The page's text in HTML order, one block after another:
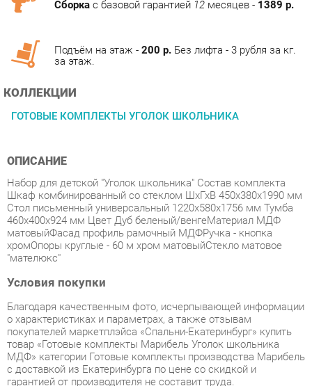
Подъём на этаж - 200 р.
Без лифта - 3 рубля за кг.
КОЛЛЕКЦИИ
ОПИСАНИЕ
Стол письменный универсальный 1220х580х1756 мм Тумба
460х400х924 мм Цвет Дуб беленый/венгеМатериал МДФ
матовыйФасад профиль рамочный МДФРучка - кнопка
хромОпоры круглые - 60 м хром матовыйСтекло матовое
"мателюкс"
Условия покупки
Благодаря качественным фото, исчерпывающей информации
покупателей маркетплэйса «Спальни-Екатеринбург» купить
МДФ» категории Готовые комплекты производства Марибель
с доставкой из Екатеринбурга по цене со скидкой и
гарантией от производителя не составит труда.
Мы отправляем заказы в доставку ежедневно. Товары из
ассортимента в наличии на складе в Екатеринбурге вы
получите не позднее48-ми часовс момента оформления